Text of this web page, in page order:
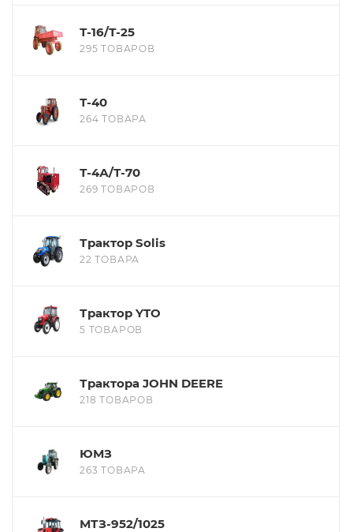
Т-16/Т-25
295 ТОВАРОВ
Т-40
264 ТОВАРА
Т-4А/Т-70
269 ТОВАРОВ
Трактор Solis
22 ТОВАРА
Трактор YTO
5 ТОВАРОВ
Трактора JOHN DEERE
218 ТОВАРОВ
ЮМЗ
263 ТОВАРА
МТЗ-952/1025